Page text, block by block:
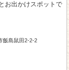
お出かけスポットで
飯島鼠田2-2-2